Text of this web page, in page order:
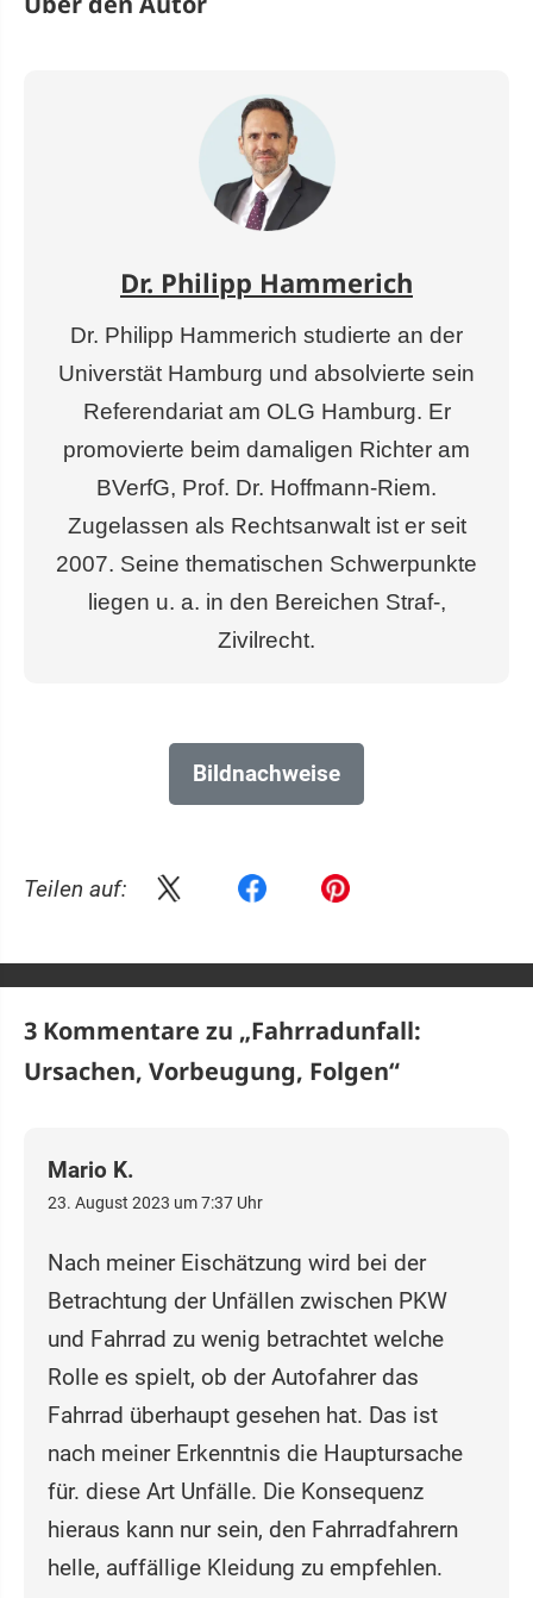
Dr. Philipp Hammerich
Dr. Philipp Hammerich studierte an der
Universtät Hamburg und absolvierte sein
Referendariat am OLG Hamburg. Er
promovierte beim damaligen Richter am
BVerfG, Prof. Dr. Hoffmann-Riem.
Zugelassen als Rechtsanwalt ist er seit
2007. Seine thematischen Schwerpunkte
liegen u. a. in den Bereichen Straf-,
Zivilrecht.
Bildnachweise
Teilen auf:
3 Kommentare zu „Fahrradunfall:
Ursachen, Vorbeugung, Folgen“
Mario K.
23. August 2023 um 7:37 Uhr
Nach meiner Eischätzung wird bei der
Betrachtung der Unfällen zwischen PKW
und Fahrrad zu wenig betrachtet welche
Rolle es spielt, ob der Autofahrer das
Fahrrad überhaupt gesehen hat. Das ist
nach meiner Erkenntnis die Hauptursache
für. diese Art Unfälle. Die Konsequenz
hieraus kann nur sein, den Fahrradfahrern
helle, auffällige Kleidung zu empfehlen.